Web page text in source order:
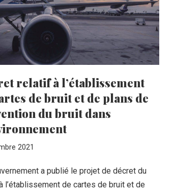
relatif à l’établissement
de bruit et de plans de
du bruit dans
2021
a publié le projet de décret du
l’établissement de cartes de bruit et de